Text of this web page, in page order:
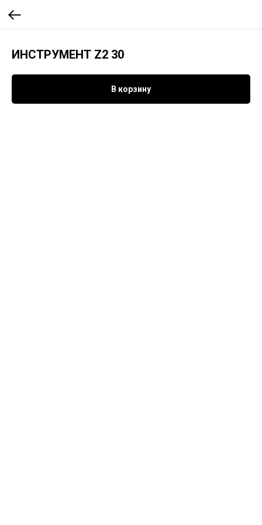
ИНСТРУМЕНТ Z2 30
В корзину